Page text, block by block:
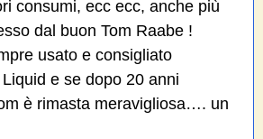
consumi, ecc ecc, anche più
dal buon Tom Raabe !
usato e consigliato
e se dopo 20 anni
è rimasta meravigliosa…. un